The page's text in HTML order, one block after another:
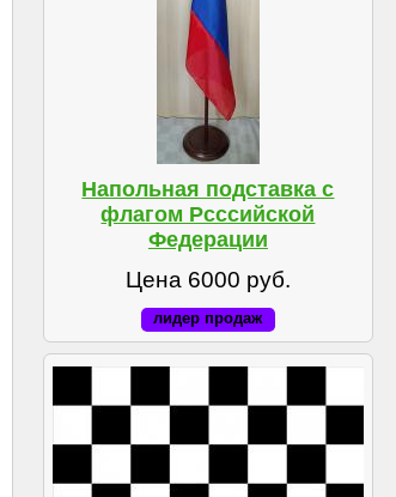
Напольная подставка с
флагом Рсссийской
Федерации
Цена 6000 руб.
лидер продаж